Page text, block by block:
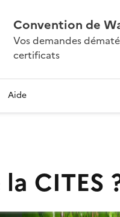
Convention de
Vos demandes
certificats
Aide
CITES